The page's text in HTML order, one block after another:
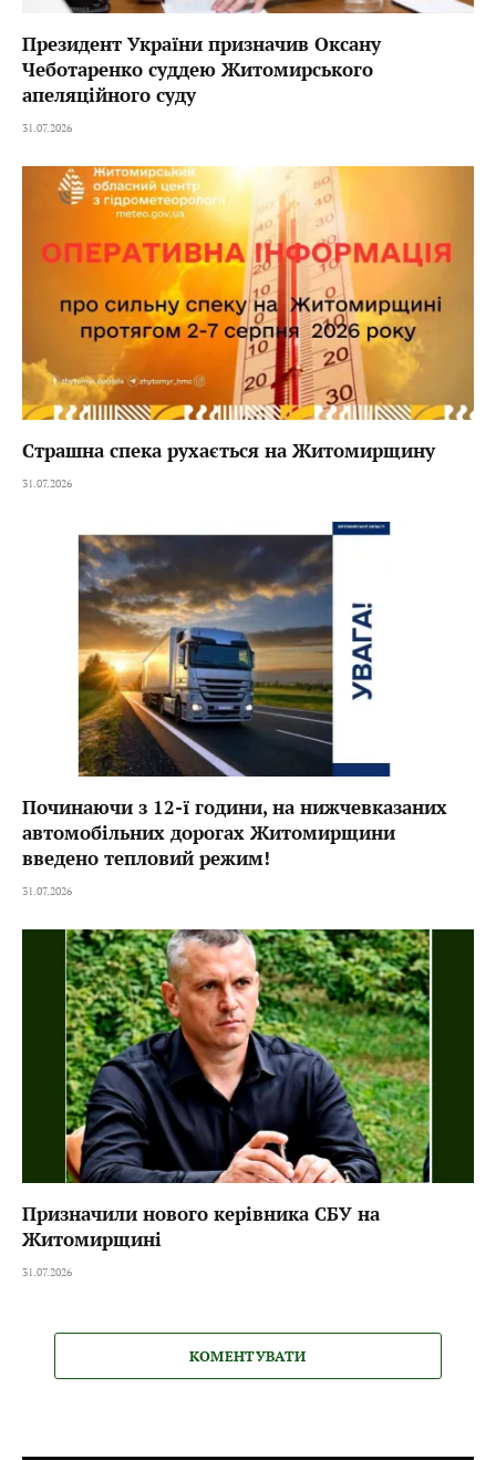
Президент України призначив Оксану
Чеботаренко суддею Житомирського
апеляційного суду
31.07.2026
Страшна спека рухається на Житомирщину
31.07.2026
Починаючи з 12-ї години, на нижчевказаних
автомобільних дорогах Житомирщини
введено тепловий режим!
31.07.2026
Призначили нового керівника СБУ на
Житомирщині
31.07.2026
КОМЕНТУВАТИ